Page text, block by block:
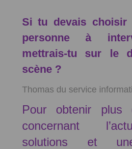
Si tu devais choisir
personne à
mettrais-tu sur le
scène ?
Thomas du service
Pour obtenir plus
concernant
solutions et